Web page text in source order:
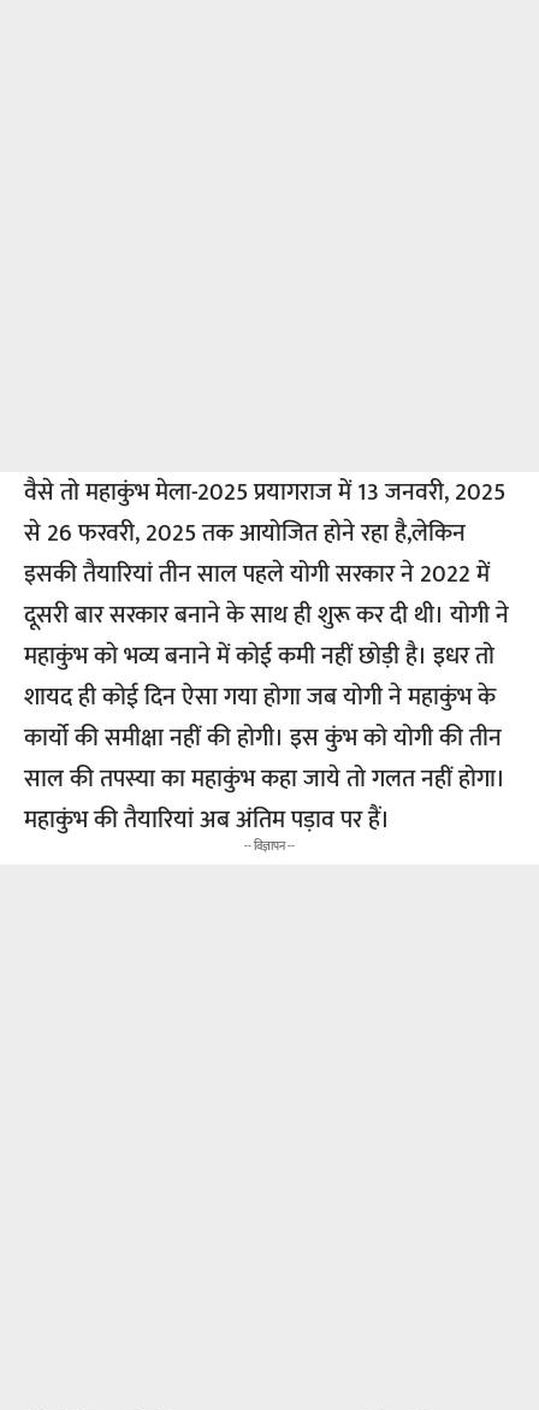
वैसे तो महाकुंभ मेला-2025 प्रयागराज में 13 जनवरी, 2025
से 26 फरवरी, 2025 तक आयोजित होने रहा है,लेकिन
इसकी तैयारियां तीन साल पहले योगी सरकार ने 2022 में
दूसरी बार सरकार बनाने के साथ ही शुरू कर दी थी। योगी ने
महाकुंभ को भव्य बनाने में कोई कमी नहीं छोड़ी है। इधर तो
शायद ही कोई दिन ऐसा गया होगा जब योगी ने महाकुंभ के
कार्यो की समीक्षा नहीं की होगी। इस कुंभ को योगी की तीन
साल की तपस्या का महाकुंभ कहा जाये तो गलत नहीं होगा।
महाकुंभ की तैयारियां अब अंतिम पड़ाव पर हैं।
-- विज्ञापन --